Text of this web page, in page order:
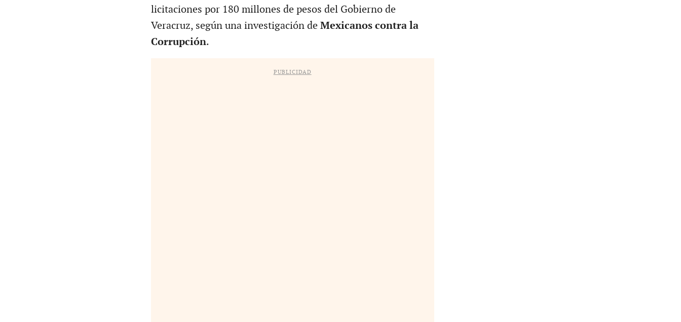
licitaciones por 180 millones de pesos del Gobierno de
Veracruz, según una investigación de Mexicanos contra la
Corrupción.
PUBLICIDAD